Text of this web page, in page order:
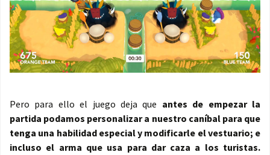
Pero para ello el juego deja que antes de empezar la
partida podamos personalizar a nuestro caníbal para que
tenga una habilidad especial y modificarle el vestuario; e
incluso el arma que usa para dar caza a los turistas.